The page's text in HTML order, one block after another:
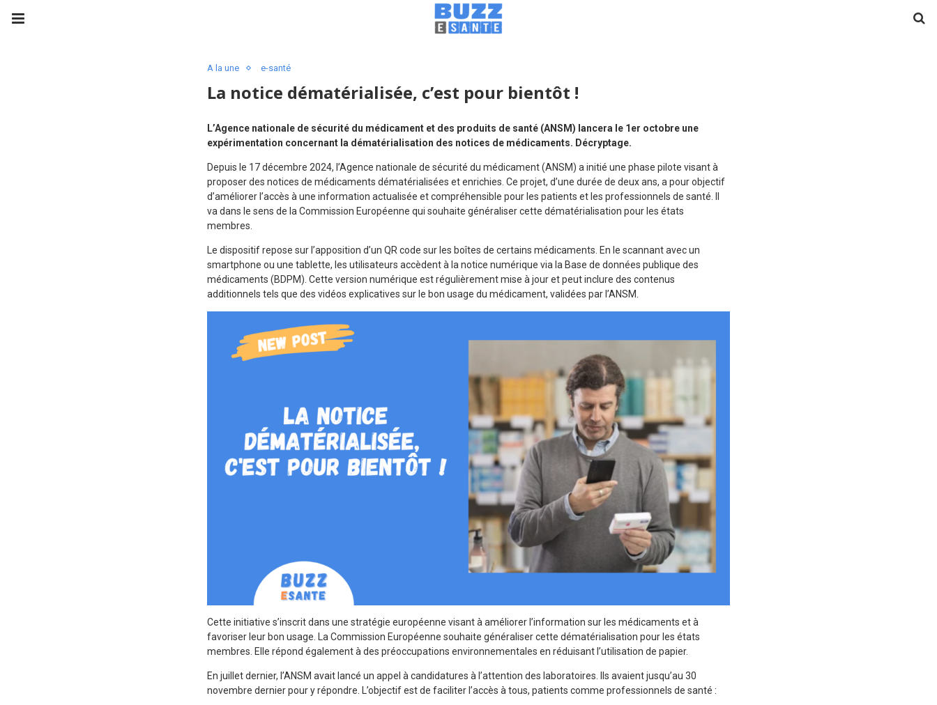
A la une e-santé
La notice dématérialisée, c’est pour bientôt !
L’Agence nationale de sécurité du médicament et des produits de santé (ANSM) lancera le 1er octobre une
expérimentation concernant la dématérialisation des notices de médicaments. Décryptage.
Depuis le 17 décembre 2024, l’Agence nationale de sécurité du médicament (ANSM) a initié une phase pilote visant à
proposer des notices de médicaments dématérialisées et enrichies. Ce projet, d’une durée de deux ans, a pour objectif
d’améliorer l’accès à une information actualisée et compréhensible pour les patients et les professionnels de santé. Il
va dans le sens de la Commission Européenne qui souhaite généraliser cette dématérialisation pour les états
membres.
Le dispositif repose sur l’apposition d’un QR code sur les boîtes de certains médicaments. En le scannant avec un
smartphone ou une tablette, les utilisateurs accèdent à la notice numérique via la Base de données publique des
médicaments (BDPM). Cette version numérique est régulièrement mise à jour et peut inclure des contenus
additionnels tels que des vidéos explicatives sur le bon usage du médicament, validées par l’ANSM.
Cette initiative s’inscrit dans une stratégie européenne visant à améliorer l’information sur les médicaments et à
favoriser leur bon usage.
La Commission Européenne souhaite généraliser cette dématérialisation pour les états
membres. Elle répond également à des préoccupations environnementales en réduisant l’utilisation de papier.
En juillet dernier, l’ANSM avait lancé un appel à candidatures à l’attention des laboratoires. Ils avaient jusqu’au 30
novembre dernier pour y répondre. L’objectif est de faciliter l’accès à tous, patients comme professionnels de santé :